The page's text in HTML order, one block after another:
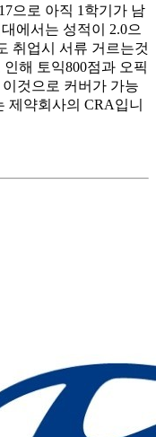
으로 아직 1학기가 남
에서는 성적이 2.0으
취업시 서류 거르는것
해 토익800점과 오픽
것으로 커버가 가능
제약회사의 CRA입니